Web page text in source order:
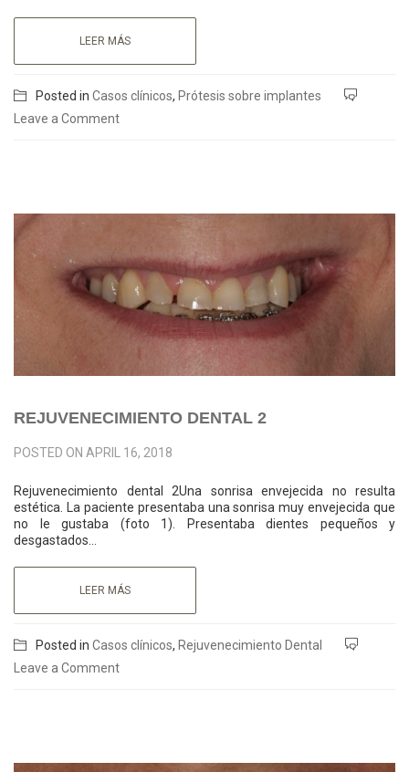
LEER MÁS
Posted in Casos clínicos, Prótesis sobre implantes
Leave a Comment
REJUVENECIMIENTO DENTAL 2
POSTED ON APRIL 16, 2018
Rejuvenecimiento dental 2Una sonrisa envejecida no resulta
estética. La paciente presentaba una sonrisa muy envejecida que
no le gustaba (foto 1). Presentaba dientes pequeños y
desgastados…
LEER MÁS
Posted in Casos clínicos, Rejuvenecimiento Dental
Leave a Comment